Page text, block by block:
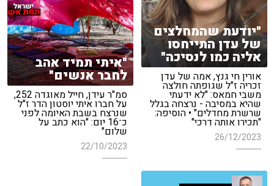
"יודעת שהמחלצים
של עדן התייחסו
אליה כמו לנסיכה"
אורין חי גנץ, אמה של עדן
זכריה ז"ל שגופתה חולצה
משבי חמאס: "לא ידעתי
שהיא במסיבה - נרצחה בגלל
שרשרת מחדלים" • הוסיפה:
"תכירו אותה דרכי"
26/12/2023
"איתי תמיד אהב
לחבר אנשים"
סמ"ר עידן, חייל מאוגדה 252,
על חברו איתי יוסטון הדר ז"ל
שנרצח בשבת האיומה לפני
כ־16 יום: "הוא כתב על
שלום"
22/10/2023